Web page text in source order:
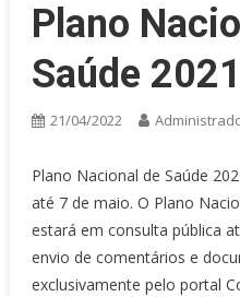
Plano
Saúde
21/04/2022
Plano Nacional de Saúde
até 7 de maio. O Plano
estará em consulta pública
envio de comentários e
exclusivamente pelo portal